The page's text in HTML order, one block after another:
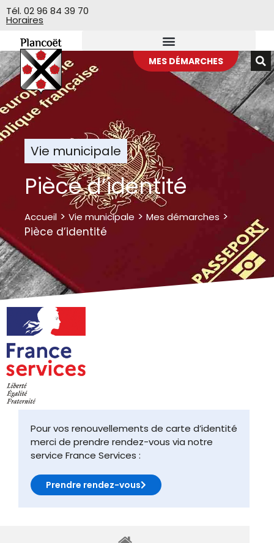
Veuillez
noter
site
Web
comprend
un
système
d'accessibilité.
Tél. 02 96 84 39 70
Horaires
MES DÉMARCHES
Vie municipale
Pièce d’identité
Accueil > Vie municipale > Mes démarches >
Pièce d’identité
Pour vos renouvellements de carte d’identité
merci de prendre rendez-vous via notre
service France Services :
Prendre rendez-vous